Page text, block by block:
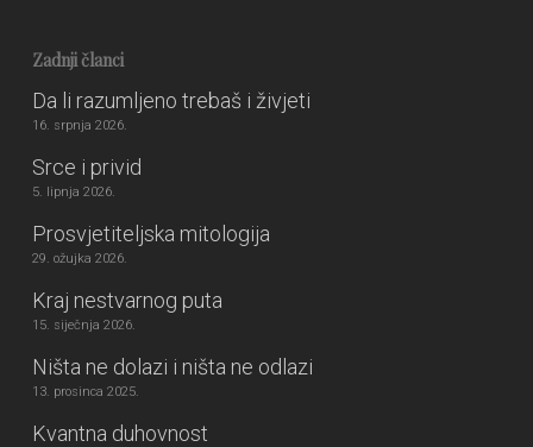
Zadnji članci
Da li razumljeno trebaš i živjeti
16. srpnja 2026.
Srce i privid
5. lipnja 2026.
Prosvjetiteljska mitologija
29. ožujka 2026.
Kraj nestvarnog puta
15. siječnja 2026.
Ništa ne dolazi i ništa ne odlazi
13. prosinca 2025.
Kvantna duhovnost